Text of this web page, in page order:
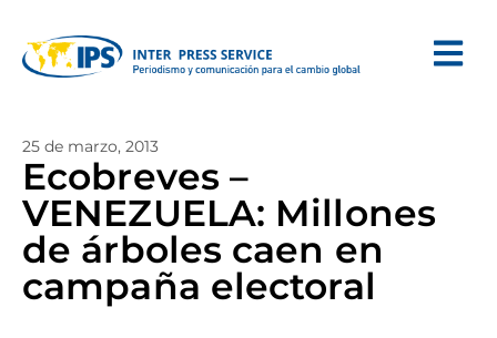
25 de marzo, 2013
Ecobreves –
VENEZUELA: Millones
de árboles caen en
campaña electoral